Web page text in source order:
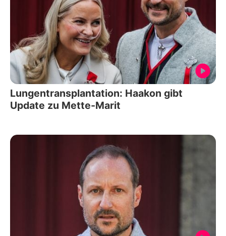
Lungentransplantation: Haakon gibt
Update zu Mette-Marit